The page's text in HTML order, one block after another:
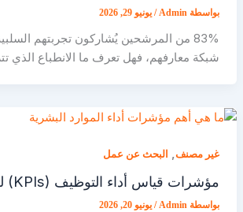
بواسطة Admin
/ يونيو 29, 2026
83% من المرشحين يُشاركون تجربتهم
شبكة معارفهم، فهل تعرف ما الانطباع الذي
غير مصنف, البحث عن عمل
مؤشرات قياس أداء التوظيف (KPIs) للمدير الذكي
بواسطة Admin
/ يونيو 20, 2026